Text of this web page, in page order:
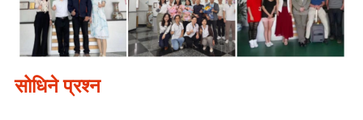
सोधिने प्रश्न